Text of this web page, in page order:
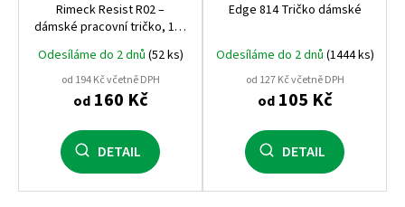
Rimeck Resist R02 –
dámské pracovní tričko, 160
g, 100% předsrážená
bavlna, praní až na 95 °C
Odesíláme do 2 dnů (52 ks)
od 194 Kč včetně DPH
od160 Kč
DETAIL
Edge 814 Tričko dámské
Odesíláme do 2 dnů (1444 ks)
od 127 Kč včetně DPH
od105 Kč
DETAIL